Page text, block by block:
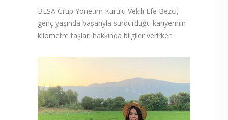
BESA Grup Yönetim Kurulu Vekili Efe Bezci,
genç yaşında başarıyla sürdürdüğü kariyerinin
kilometre taşları hakkında bilgiler verirken